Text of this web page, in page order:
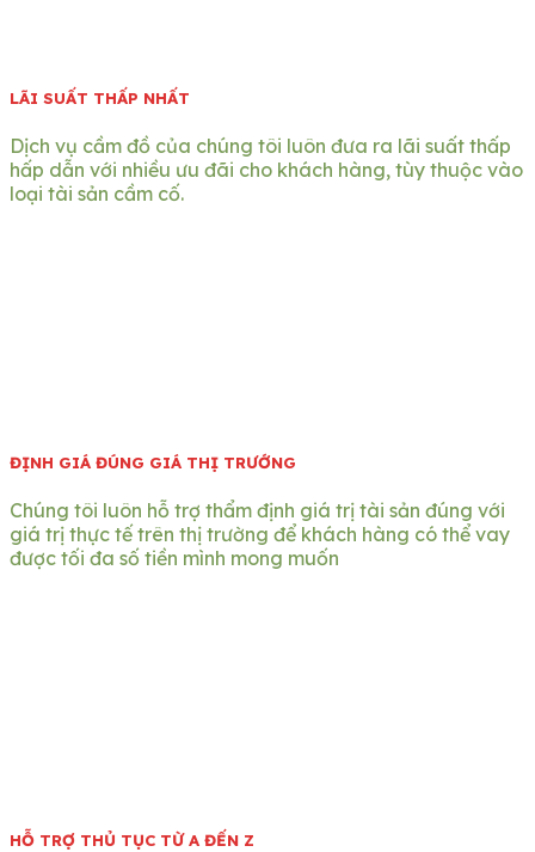
LÃI SUẤT THẤP NHẤT
Dịch vụ cầm đồ của chúng tôi luôn đưa ra lãi suất thấp
hấp dẫn với nhiều ưu đãi cho khách hàng, tùy thuộc vào
loại tài sản cầm cố.
ĐỊNH GIÁ ĐÚNG GIÁ THỊ TRƯỚNG
Chúng tôi luôn hỗ trợ thẩm định giá trị tài sản đúng với
giá trị thực tế trên thị trường để khách hàng có thể vay
được tối đa số tiền mình mong muốn
HỖ TRỢ THỦ TỤC TỪ A ĐẾN Z